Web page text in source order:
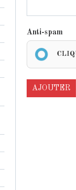
Anti-spam
AJOUTER